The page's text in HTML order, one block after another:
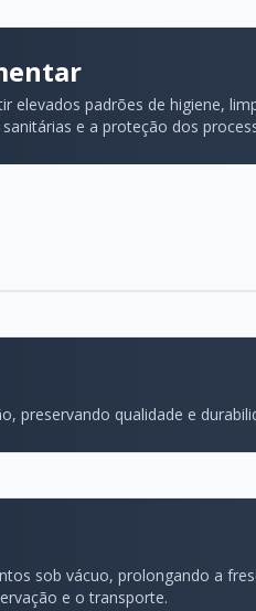
elevados padrões de higiene,
e a proteção dos
preservando qualidade e
sob vácuo, prolongando a
e o transporte.